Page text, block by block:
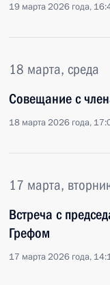
19 марта 2026 года,
18 марта, среда
Совещание с
18 марта 2026 года,
17 марта,
Встреча с
Грефом
17 марта 2026 года,